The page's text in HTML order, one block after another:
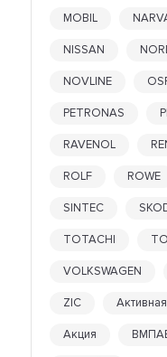
MOBIL
NISSAN
NOVLINE
PETRONAS
RAVENOL
ROLF ROWE
SINTEC
TOTACHI
VOLKSWAGEN
ZIC
Акция